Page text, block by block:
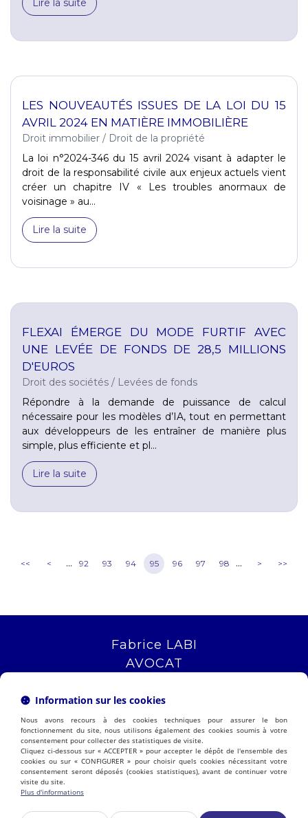
LES NOUVEAUTÉS ISSUES DE LA LOI DU 15
AVRIL 2024 EN MATIÈRE IMMOBILIÈRE
Droit immobilier / Droit de la propriété
La loi n°2024-346 du 15 avril 2024 visant à adapter le
droit de la responsabilité civile aux enjeux actuels vient
créer un chapitre IV « Les troubles anormaux de
voisinage » au...
Lire la suite
FLEXAI ÉMERGE DU MODE FURTIF AVEC
UNE LEVÉE DE FONDS DE 28,5 MILLIONS
D'EUROS
Droit des sociétés / Levées de fonds
Répondre à la demande de puissance de calcul
nécessaire pour les modèles d’IA, tout en permettant
aux développeurs de les entraîner de manière plus
simple, plus efficiente et pl...
Lire la suite
<< < ... 92 93 94 95 96 97 98 ... > >>
Fabrice LABI
AVOCAT
13006 MARSEILLE
NOUS LOCALISER
PRÉSENTATION EXPERTISES
ACTUALITÉS
PLAN DU SITE MENTIONS LÉGALES
Information sur les cookies
Nous avons recours à des cookies techniques pour assurer le bon
fonctionnement du site, nous utilisons également des cookies soumis à votre
consentement pour collecter des statistiques de visite.
Cliquez ci-dessous sur « ACCEPTER » pour accepter le dépôt de l'ensemble des
cookies ou sur « CONFIGURER » pour choisir quels cookies nécessitant votre
consentement seront déposés (cookies statistiques), avant de continuer votre
visite du site.
Plus d'informations